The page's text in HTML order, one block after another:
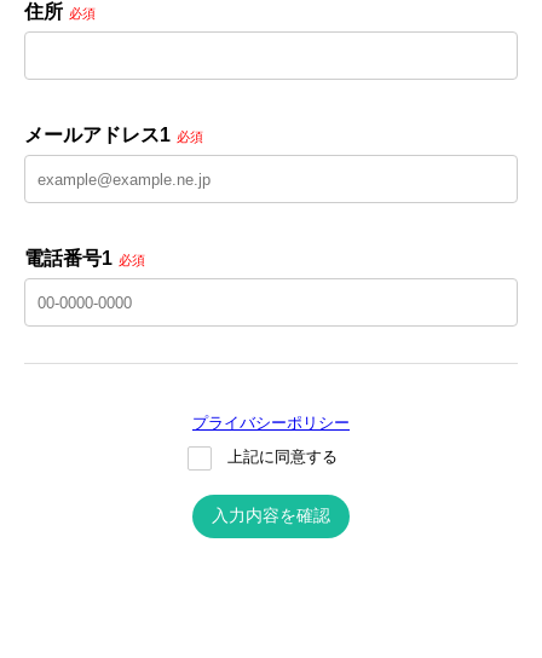
住所 必須
メールアドレス1 必須
電話番号1 必須
プライバシーポリシー
上記に同意する
入力内容を確認